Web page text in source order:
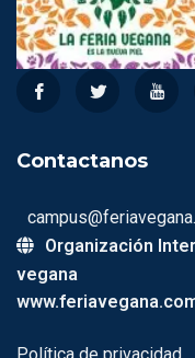
Contactanos
Organización
vegana
Política de privacidad